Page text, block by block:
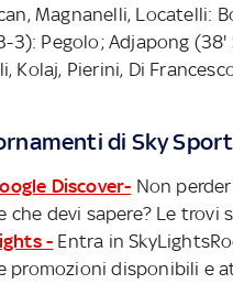
Magnanelli, Locatelli:
3): Pegolo; Adjapong (38'
Kolaj, Pierini, Di
di Sky Sport
Discover- Non
che devi sapere? Le trovi
- Entra in
promozioni disponibili e